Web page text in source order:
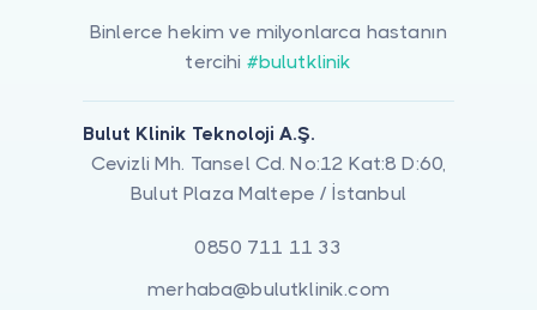
Binlerce hekim ve milyonlarca hastanın
tercihi #bulutklinik
Bulut Klinik Teknoloji A.Ş.
Cevizli Mh. Tansel Cd. No:12 Kat:8 D:60,
Bulut Plaza Maltepe / İstanbul
0850 711 11 33
merhaba@bulutklinik.com